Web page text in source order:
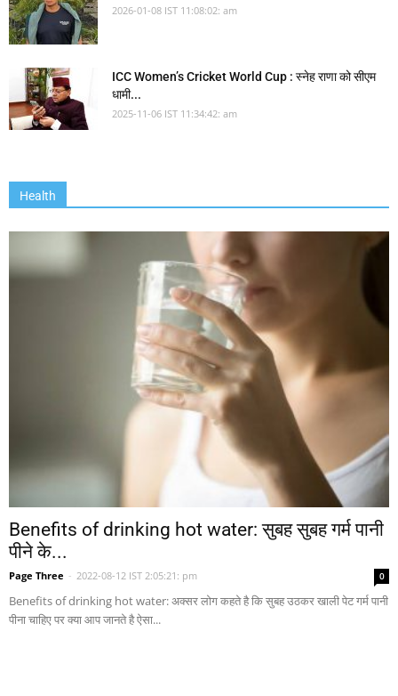
2026-01-08 IST 11:08:02: am
ICC Women’s Cricket World Cup : स्नेह राणा को सीएम
धामी...
2025-11-06 IST 11:34:42: am
Health
Benefits of drinking hot water: सुबह सुबह गर्म पानी
पीने के...
Page Three - 2022-08-12 IST 2:05:21: pm 0
Benefits of drinking hot water: अक्सर लोग कहते है कि सुबह उठकर खाली पेट गर्म पानी
पीना चाहिए पर क्या आप जानते है ऐसा...